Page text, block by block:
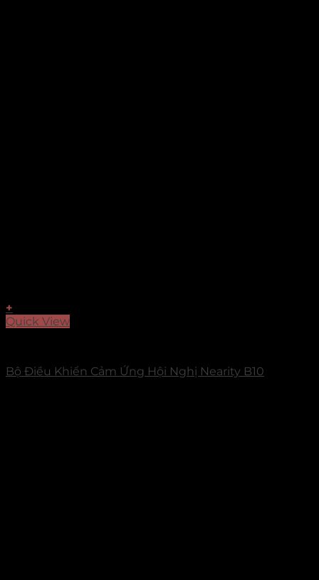
+
Quick View
Bộ Điều Khiển Cảm Ứng Hội Nghị Nearity B10